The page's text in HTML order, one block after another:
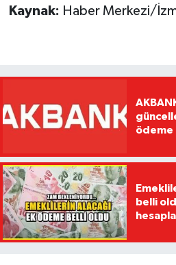
Kaynak: Haber Merkezi/
ödeme
belli